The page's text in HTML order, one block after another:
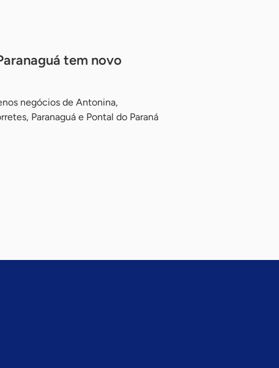
tem novo
negócios de Antonina,
Paranaguá e Pontal do Paraná